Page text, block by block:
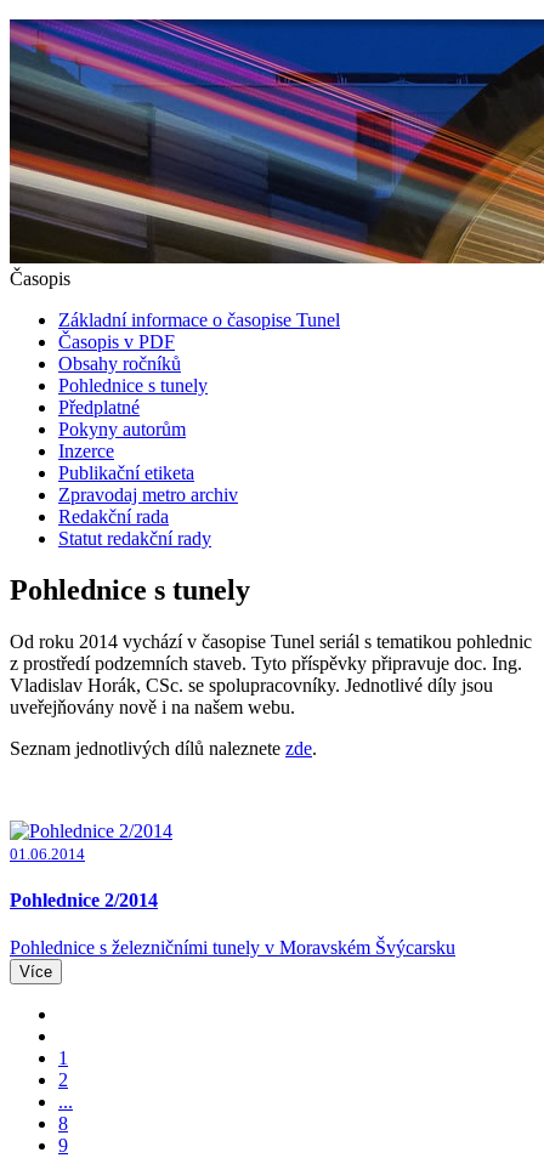
Časopis
Základní informace o časopise Tunel
Časopis v PDF
Obsahy ročníků
Pohlednice s tunely
Předplatné
Pokyny autorům
Inzerce
Publikační etiketa
Zpravodaj metro archiv
Redakční rada
Statut redakční rady
Pohlednice s tunely
Od roku 2014 vychází v časopise Tunel seriál s tematikou pohlednic
z prostředí podzemních staveb. Tyto příspěvky připravuje doc. Ing.
Vladislav Horák, CSc. se spolupracovníky. Jednotlivé díly jsou
uveřejňovány nově i na našem webu.
Seznam jednotlivých dílů naleznete zde.
01.06.2014
Pohlednice 2/2014
Pohlednice s železničními tunely v Moravském Švýcarsku
Více
1
2
...
8
9